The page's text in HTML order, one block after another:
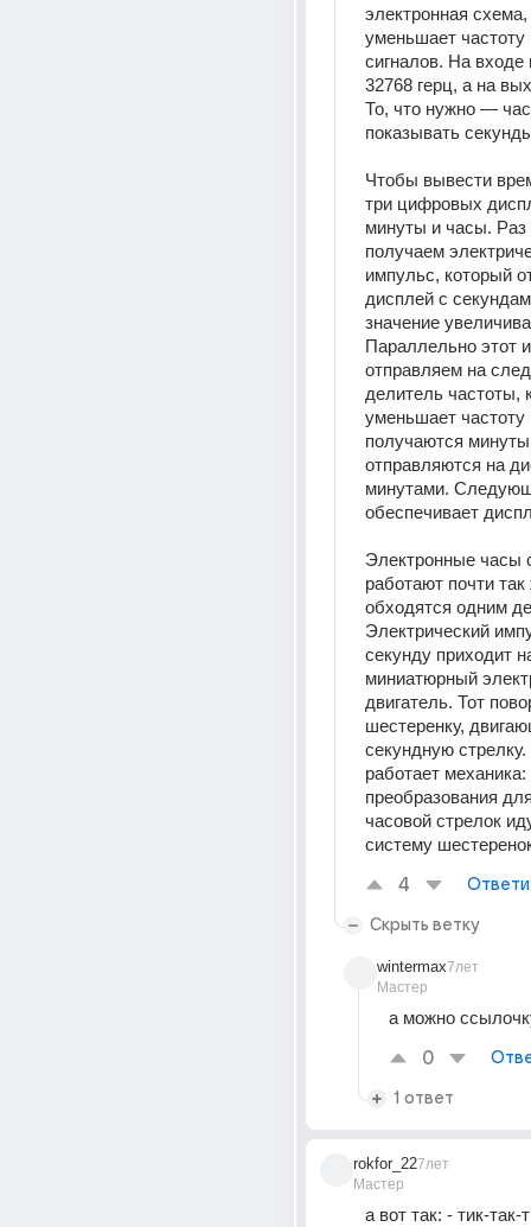
электронная схема,
уменьшает
сигналов. На
32768 герц, а на
То, что нужно —
показывать
Чтобы вывести
три цифровых
минуты и часы.
получаем
импульс, который
дисплей с
значение
Параллельно этот
отправляем на
делитель частоты,
уменьшает частоту
получаются
отправляются на
минутами.
обеспечивает
Электронные часы
работают почти
обходятся одним
Электрический
секунду приходит
миниатюрный
двигатель. Тот
шестеренку,
секундную
работает механика:
преобразования
часовой стрелок
систему
4
Скрыть ветку
wintermax
Мастер
7лет
а можно
0
1 ответ
rokfor_22
Мастер
7лет
а вот так: - тик-так-